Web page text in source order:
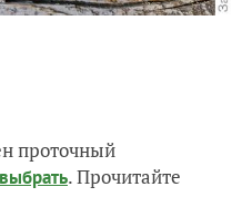
проточный
. Прочитайте